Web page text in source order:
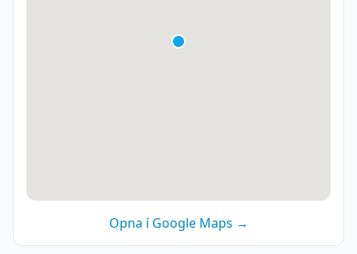
Opna í Google Maps →